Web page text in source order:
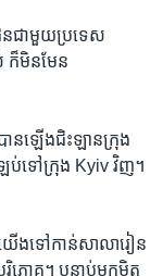
ន​ជា​មួយ​ប្រទេស​
ក៏​មិន​មែន​
ានឡើង​ជិះឡានក្រុង
ឡប់​ទៅ​ក្រុង Kyiv វិញ។
ង​ទៅ​កាន់​សាលារៀន​
ោគ។ បន្ទាប់​មក​មិត្ត